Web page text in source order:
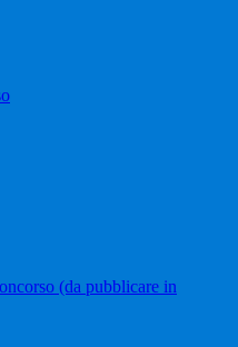
(da pubblicare in